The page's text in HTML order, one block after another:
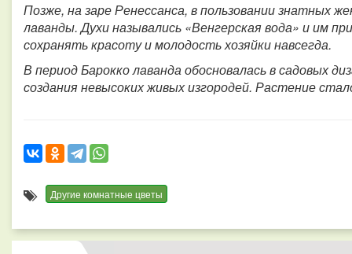
Позже, на заре Ренессанса, в пользовании знатных
лаванды. Духи назывались «Венгерская вода» и им
сохранять красоту и молодость хозяйки навсегда.
В период Барокко лаванда обосновалась в садовых
создания невысоких живых изгородей. Растение
Другие комнатные цветы